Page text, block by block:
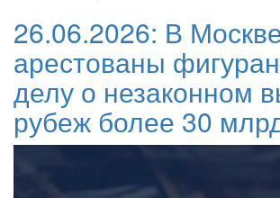
26.06.2026: В
арестованы
делу о незаконном
рубеж более 30